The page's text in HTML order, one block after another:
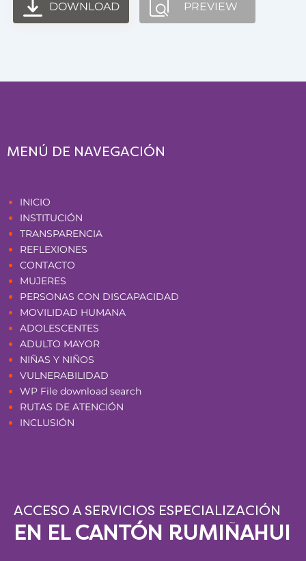
DOWNLOAD PREVIEW
MENÚ DE NAVEGACIÓN
INICIO
INSTITUCIÓN
TRANSPARENCIA
REFLEXIONES
CONTACTO
MUJERES
PERSONAS CON DISCAPACIDAD
MOVILIDAD HUMANA
ADOLESCENTES
ADULTO MAYOR
NIÑAS Y NIÑOS
VULNERABILIDAD
WP File download search
RUTAS DE ATENCIÓN
INCLUSIÓN
ACCESO A SERVICIOS ESPECIALIZACIÓN
EN EL CANTÓN RUMIÑAHUI